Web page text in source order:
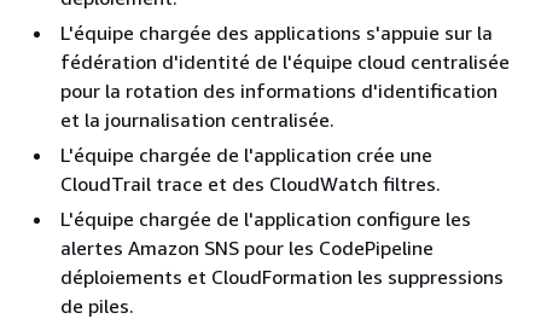
L'équipe chargée des applications s'appuie sur la
fédération d'identité de l'équipe cloud centralisée
pour la rotation des informations d'identification
et la journalisation centralisée.
L'équipe chargée de l'application crée une
CloudTrail trace et des CloudWatch filtres.
L'équipe chargée de l'application configure les
alertes Amazon SNS pour les CodePipeline
déploiements et CloudFormation les suppressions
de piles.